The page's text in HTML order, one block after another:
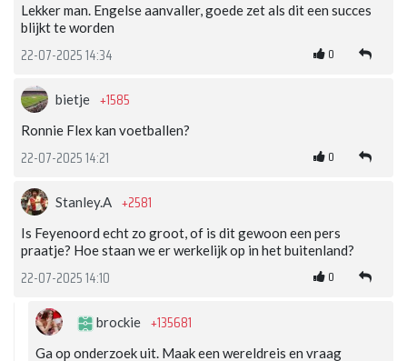
Lekker man. Engelse aanvaller, goede zet als dit een succes
blijkt te worden
22-07-2025 14:34 0
bietje +1585
Ronnie Flex kan voetballen?
22-07-2025 14:21 0
Stanley.A +2581
Is Feyenoord echt zo groot, of is dit gewoon een pers
praatje? Hoe staan we er werkelijk op in het buitenland?
22-07-2025 14:10 0
brockie +135681
Ga op onderzoek uit. Maak een wereldreis en vraag